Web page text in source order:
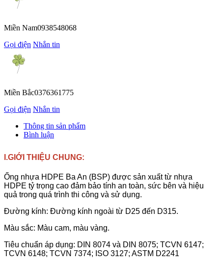
Miền Nam0938548068
Gọi điện Nhắn tin
Miền Bắc0376361775
Gọi điện Nhắn tin
Thông tin sản phẩm
Bình luận
I.GIỚI THIỆU CHUNG:
Ống nhựa HDPE Ba An (BSP) được sản xuất từ nhựa
HDPE tỷ trọng cao đảm bảo tính an toàn, sức bên và hiệu
quả trong quá trình thi công và sử dụng.
Đường kính: Đường kính ngoài từ D25 đến D315.
Màu sắc: Màu cam, màu vàng.
Tiêu chuẩn áp dụng: DIN 8074 và DIN 8075; TCVN 6147;
TCVN 6148; TCVN 7374; ISO 3127; ASTM D2241